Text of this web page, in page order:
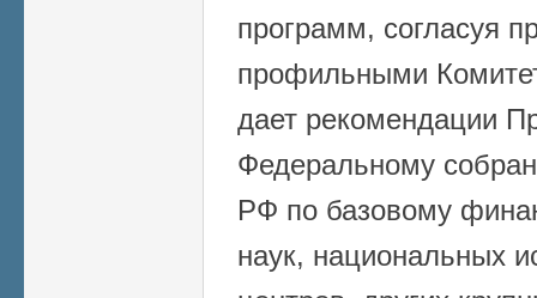
программ, согласуя
профильными
дает рекомендации
Федеральному
РФ по базовому
наук, национальных